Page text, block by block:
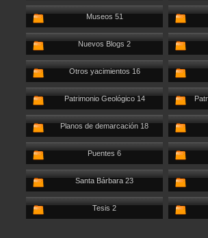
Museos 51
Nuevos Blogs 2
Otros yacimientos 16
Patrimonio Geológico 14
Planos de demarcación 18
Puentes 6
Santa Bárbara 23
Tesis 2